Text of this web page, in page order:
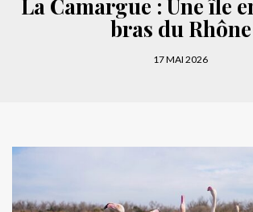
La Camargue : Une île
bras du Rhône
17 MAI 2026